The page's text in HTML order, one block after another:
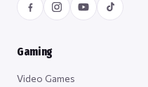
Gaming
Video Games